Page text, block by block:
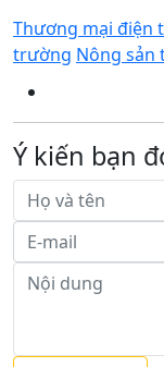
Thương mại điện
trường Nông sản
Ý kiến bạn